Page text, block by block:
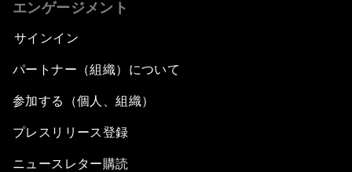
エンゲージメント
サインイン
パートナー（組織）について
参加する（個人、組織）
プレスリリース登録
ニュースレター購読